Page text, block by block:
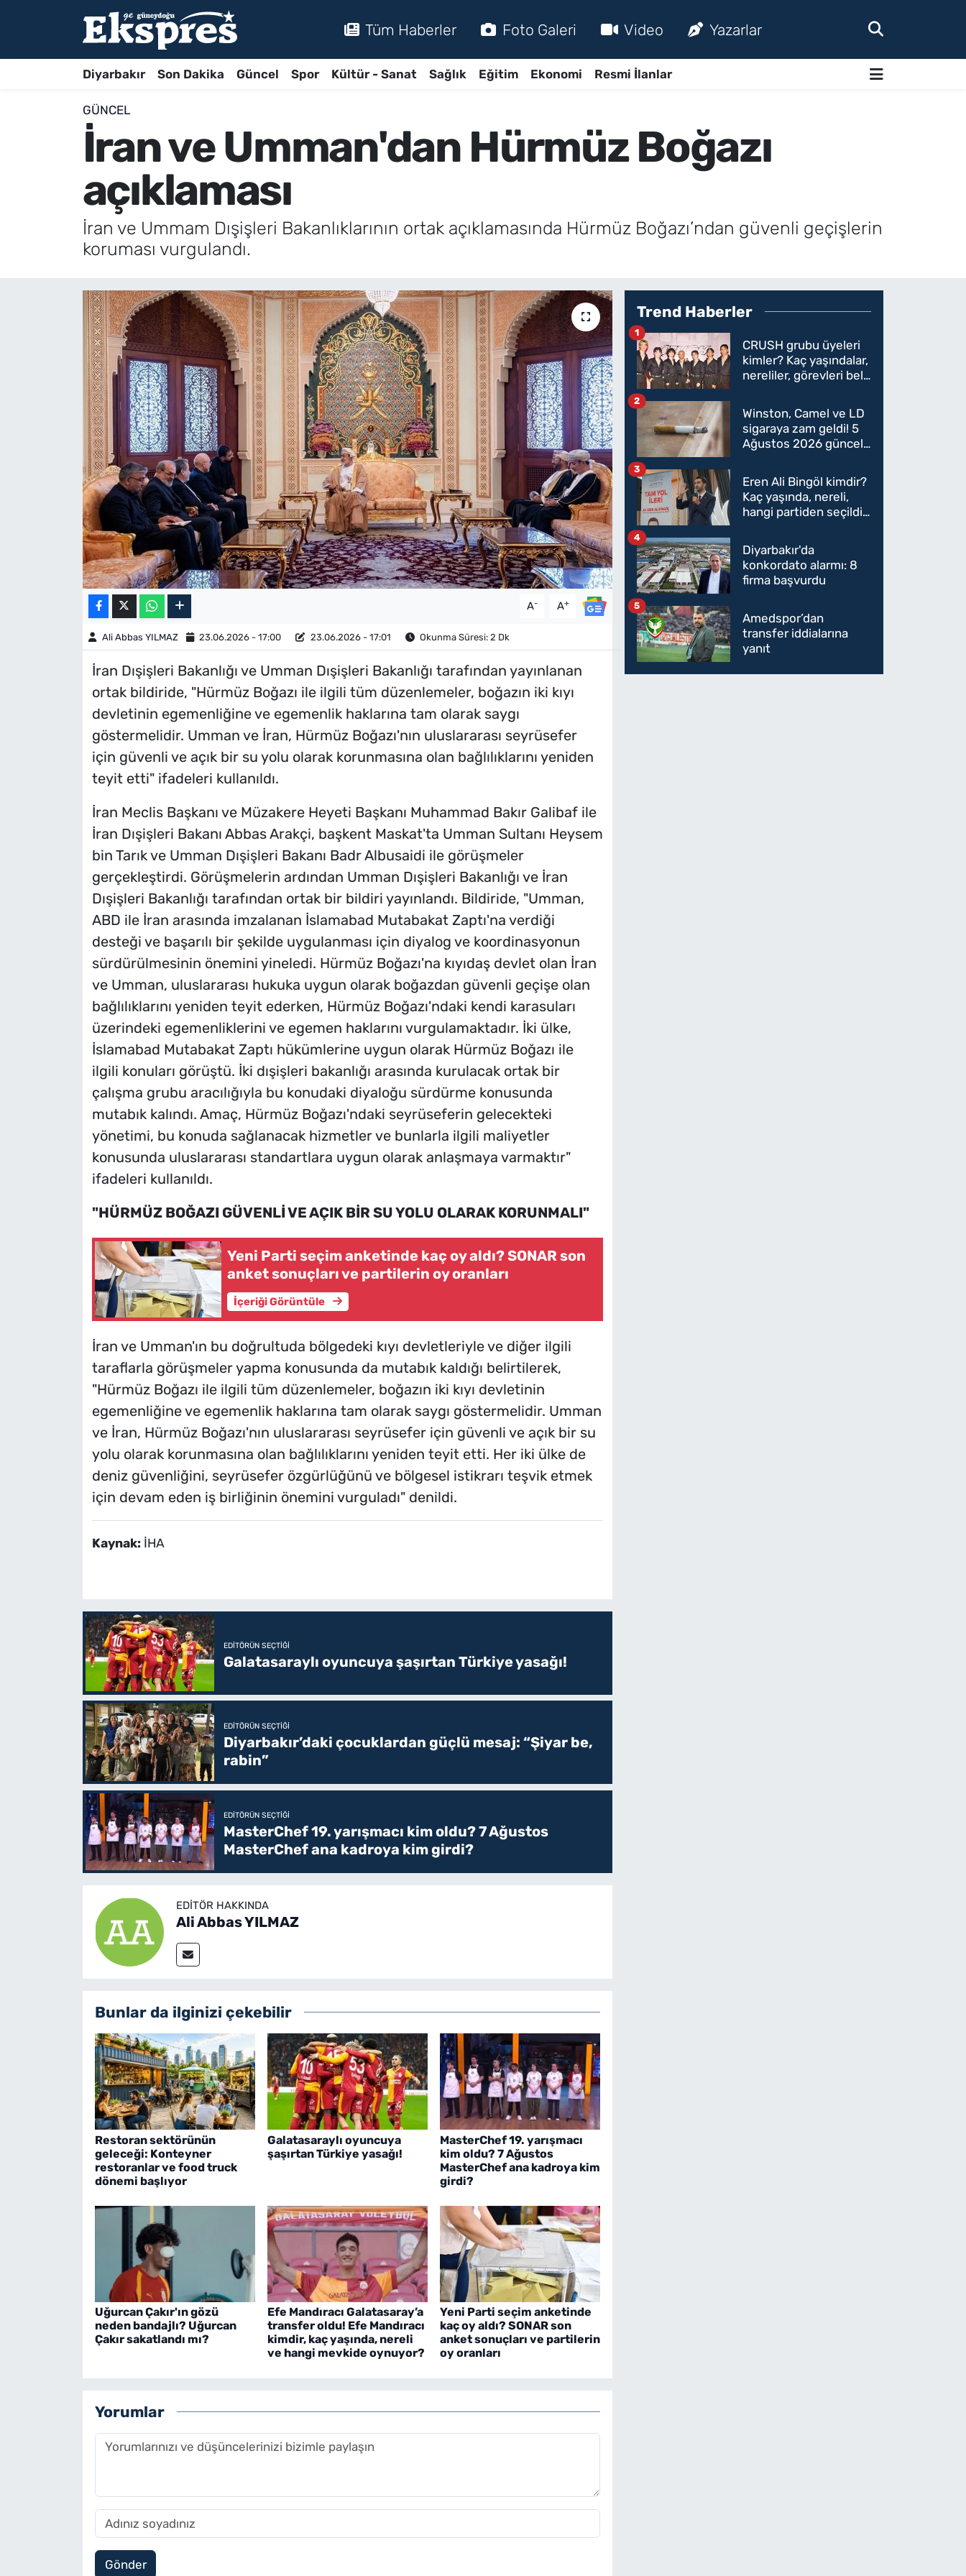
Tüm Haberler Foto Galeri Video Yazarlar
Diyarbakır Son Dakika Güncel Spor Kültür - Sanat Sağlık Eğitim Ekonomi Resmi İlanlar
GÜNCEL
İran ve Umman'dan Hürmüz Boğazı
açıklaması
İran ve Ummam Dışişleri Bakanlıklarının ortak açıklamasında Hürmüz Boğazı’ndan güvenli geçişlerin
koruması vurgulandı.
A- A+
Ali Abbas YILMAZ 23.06.2026 - 17:00 23.06.2026 - 17:01 Okunma Süresi: 2 Dk
İran Dışişleri Bakanlığı ve Umman Dışişleri Bakanlığı tarafından yayınlanan
ortak bildiride, "Hürmüz Boğazı ile ilgili tüm düzenlemeler, boğazın iki kıyı
devletinin egemenliğine ve egemenlik haklarına tam olarak saygı
göstermelidir. Umman ve İran, Hürmüz Boğazı'nın uluslararası seyrüsefer
için güvenli ve açık bir su yolu olarak korunmasına olan bağlılıklarını yeniden
teyit etti" ifadeleri kullanıldı.
İran Meclis Başkanı ve Müzakere Heyeti Başkanı Muhammad Bakır Galibaf ile
İran Dışişleri Bakanı Abbas Arakçi, başkent Maskat'ta Umman Sultanı Heysem
bin Tarık ve Umman Dışişleri Bakanı Badr Albusaidi ile görüşmeler
gerçekleştirdi. Görüşmelerin ardından Umman Dışişleri Bakanlığı ve İran
Dışişleri Bakanlığı tarafından ortak bir bildiri yayınlandı. Bildiride, "Umman,
ABD ile İran arasında imzalanan İslamabad Mutabakat Zaptı'na verdiği
desteği ve başarılı bir şekilde uygulanması için diyalog ve koordinasyonun
sürdürülmesinin önemini yineledi. Hürmüz Boğazı'na kıyıdaş devlet olan İran
ve Umman, uluslararası hukuka uygun olarak boğazdan güvenli geçişe olan
bağlılıklarını yeniden teyit ederken, Hürmüz Boğazı'ndaki kendi karasuları
üzerindeki egemenliklerini ve egemen haklarını vurgulamaktadır. İki ülke,
İslamabad Mutabakat Zaptı hükümlerine uygun olarak Hürmüz Boğazı ile
ilgili konuları görüştü. İki dışişleri bakanlığı arasında kurulacak ortak bir
çalışma grubu aracılığıyla bu konudaki diyaloğu sürdürme konusunda
mutabık kalındı. Amaç, Hürmüz Boğazı'ndaki seyrüseferin gelecekteki
yönetimi, bu konuda sağlanacak hizmetler ve bunlarla ilgili maliyetler
konusunda uluslararası standartlara uygun olarak anlaşmaya varmaktır"
ifadeleri kullanıldı.
"HÜRMÜZ BOĞAZI GÜVENLİ VE AÇIK BİR SU YOLU OLARAK KORUNMALI"
Yeni Parti seçim anketinde kaç oy aldı? SONAR son
anket sonuçları ve partilerin oy oranları
İçeriği Görüntüle
İran ve Umman'ın bu doğrultuda bölgedeki kıyı devletleriyle ve diğer ilgili
taraflarla görüşmeler yapma konusunda da mutabık kaldığı belirtilerek,
"Hürmüz Boğazı ile ilgili tüm düzenlemeler, boğazın iki kıyı devletinin
egemenliğine ve egemenlik haklarına tam olarak saygı göstermelidir. Umman
ve İran, Hürmüz Boğazı'nın uluslararası seyrüsefer için güvenli ve açık bir su
yolu olarak korunmasına olan bağlılıklarını yeniden teyit etti. Her iki ülke de
deniz güvenliğini, seyrüsefer özgürlüğünü ve bölgesel istikrarı teşvik etmek
için devam eden iş birliğinin önemini vurguladı" denildi.
Kaynak: İHA
EDITÖRÜN SEÇTIĞI
Galatasaraylı oyuncuya şaşırtan Türkiye yasağı!
EDITÖRÜN SEÇTIĞI
Diyarbakır’daki çocuklardan güçlü mesaj: “Şiyar be,
rabin”
EDITÖRÜN SEÇTIĞI
MasterChef 19. yarışmacı kim oldu? 7 Ağustos
MasterChef ana kadroya kim girdi?
EDITÖR HAKKINDA
Ali Abbas YILMAZ
Bunlar da ilginizi çekebilir
Restoran sektörünün
geleceği: Konteyner
restoranlar ve food truck
dönemi başlıyor
Galatasaraylı oyuncuya
şaşırtan Türkiye yasağı!
MasterChef 19. yarışmacı
kim oldu? 7 Ağustos
MasterChef ana kadroya kim
girdi?
Uğurcan Çakır'ın gözü
neden bandajlı? Uğurcan
Çakır sakatlandı mı?
Efe Mandıracı Galatasaray’a
transfer oldu! Efe Mandıracı
kimdir, kaç yaşında, nereli
ve hangi mevkide oynuyor?
Yeni Parti seçim anketinde
kaç oy aldı? SONAR son
anket sonuçları ve partilerin
oy oranları
Yorumlar
Gönder
Trend Haberler
CRUSH grubu üyeleri
kimler? Kaç yaşındalar,
nereliler, görevleri belli
1
Winston, Camel ve LD
sigaraya zam geldi! 5
Ağustos 2026 güncel
oldu
2
Eren Ali Bingöl kimdir?
Kaç yaşında, nereli,
hangi partiden seçildi?
Parti'ye mi geçecek?
3
Diyarbakır'da
konkordato alarmı: 8
firma başvurdu
4
Amedspor’dan
transfer iddialarına
yanıt
5